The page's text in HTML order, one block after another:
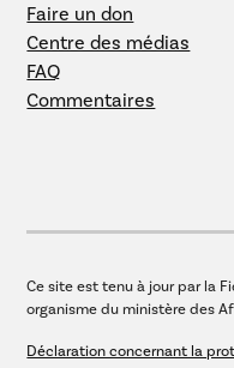
Faire un don
Centre des médias
FAQ
Commentaires
Ce site est tenu à jour par la
organisme du ministère des
Déclaration concernant la